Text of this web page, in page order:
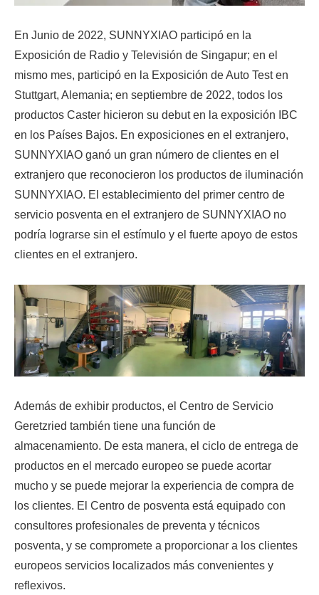
En Junio de 2022, SUNNYXIAO participó en la
Exposición de Radio y Televisión de Singapur; en el
mismo mes, participó en la Exposición de Auto Test en
Stuttgart, Alemania; en septiembre de 2022, todos los
productos Caster hicieron su debut en la exposición IBC
en los Países Bajos. En exposiciones en el extranjero,
SUNNYXIAO ganó un gran número de clientes en el
extranjero que reconocieron los productos de iluminación
SUNNYXIAO. El establecimiento del primer centro de
servicio posventa en el extranjero de SUNNYXIAO no
podría lograrse sin el estímulo y el fuerte apoyo de estos
clientes en el extranjero.
Además de exhibir productos, el Centro de Servicio
Geretzried también tiene una función de
almacenamiento. De esta manera, el ciclo de entrega de
productos en el mercado europeo se puede acortar
mucho y se puede mejorar la experiencia de compra de
los clientes. El Centro de posventa está equipado con
consultores profesionales de preventa y técnicos
posventa, y se compromete a proporcionar a los clientes
europeos servicios localizados más convenientes y
reflexivos.